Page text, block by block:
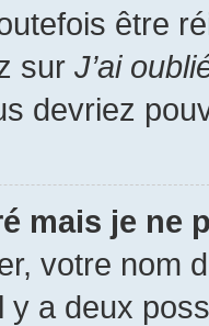
être
sur J’ai
devriez
mais je ne
votre nom
a deux